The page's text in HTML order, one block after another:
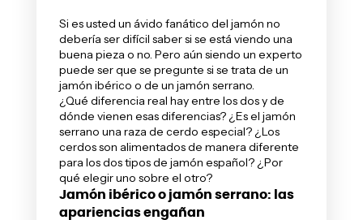
Si es usted un ávido fanático del jamón no
debería ser difícil saber si se está viendo una
buena pieza o no. Pero aún siendo un experto
puede ser que se pregunte si se trata de un
jamón ibérico o de un jamón serrano.
¿Qué diferencia real hay entre los dos y de
dónde vienen esas diferencias? ¿Es el jamón
serrano una raza de cerdo especial? ¿Los
cerdos son alimentados de manera diferente
para los dos tipos de jamón español? ¿Por
qué elegir uno sobre el otro?
Jamón ibérico o jamón serrano: las
apariencias engañan